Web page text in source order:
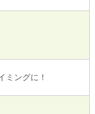
ミングに！